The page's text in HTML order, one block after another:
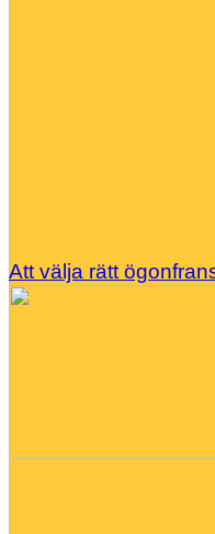
Att välja rätt